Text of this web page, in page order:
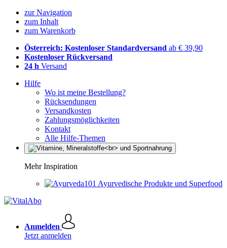
zur Navigation
zum Inhalt
zum Warenkorb
Österreich: Kostenloser Standardversand ab € 39,90
Kostenloser Rückversand
24 h Versand
Hilfe
Wo ist meine Bestellung?
Rücksendungen
Versandkosten
Zahlungsmöglichkeiten
Kontakt
Alle Hilfe-Themen
Mehr Inspiration
Ayurvedische Produkte und Superfood
Anmelden
Jetzt anmelden